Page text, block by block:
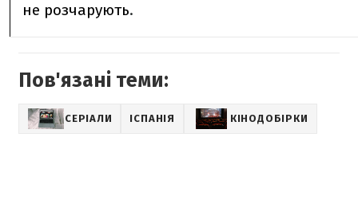
не розчарують.
Пов'язані теми:
СЕРІАЛИ ІСПАНІЯ КІНОДОБІРКИ